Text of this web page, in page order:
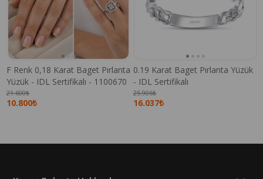
F Renk 0,18 Karat Baget Pırlanta
Yüzük - IDL Sertifikalı - 1100670
10.800₺
21.600₺
0.19 Karat Baget Pırlanta Yüzük
- IDL Sertifikalı
16.037₺
25.906₺